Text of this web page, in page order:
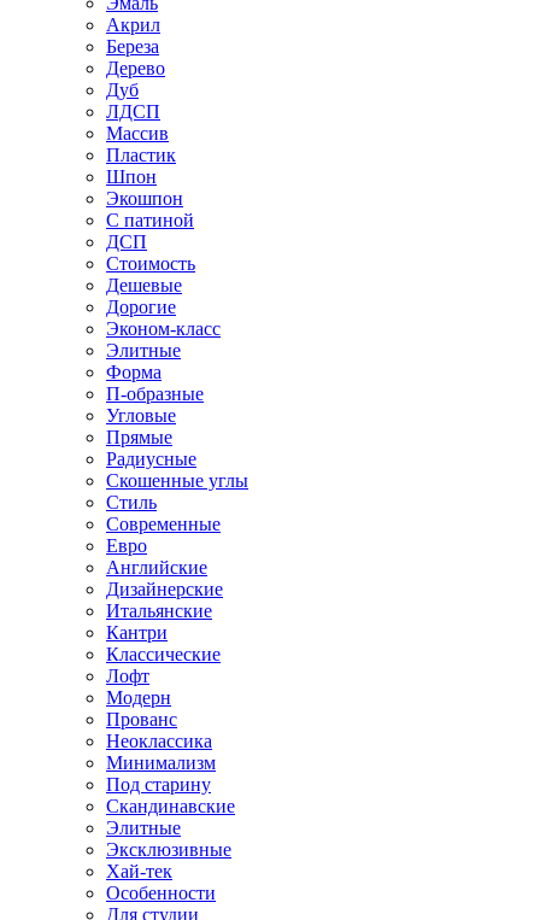
Акрил
Береза
Дерево
Дуб
ЛДСП
Массив
Пластик
Шпон
Экошпон
С патиной
ДСП
Стоимость
Дешевые
Дорогие
Эконом-класс
Элитные
Форма
П-образные
Угловые
Прямые
Радиусные
Скошенные углы
Стиль
Современные
Евро
Английские
Дизайнерские
Итальянские
Кантри
Классические
Лофт
Модерн
Прованс
Неоклассика
Минимализм
Под старину
Скандинавские
Элитные
Эксклюзивные
Хай-тек
Особенности
Для студии